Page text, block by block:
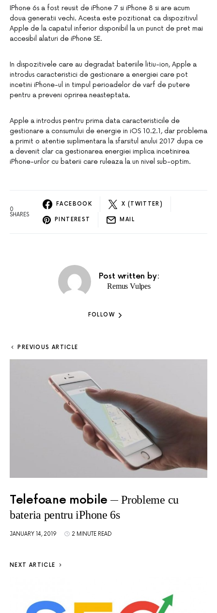
IPhone 6s a fost reusit de iPhone 7 si iPhone 8 si are acum
doua generatii vechi. Acesta este pozitionat ca dispozitivul
Apple de la capatul inferior disponibil la un punct de pret mai
accesibil alaturi de iPhone SE.
In dispozitivele care au degradat bateriile litiu-ion, Apple a
introdus caracteristici de gestionare a energiei care pot
incetini iPhone-ul in timpul perioadelor de varf de putere
pentru a preveni oprirea neasteptata.
Apple a introdus pentru prima data caracteristicile de
gestionare a consumului de energie in iOS 10.2.1, dar problema
a primit o atentie suplimentara la sfarsitul anului 2017 dupa ce
a devenit clar ca gestionarea energiei implica incetinirea
iPhone-urilor cu baterii care ruleaza la un nivel sub-optim.
0
SHARES
FACEBOOK X (TWITTER)
PINTEREST MAIL
Post written by:
Remus Vulpes
FOLLOW
PREVIOUS ARTICLE
Telefoane mobile
Probleme cu
bateria pentru iPhone 6s
JANUARY 14, 2019 2 MINUTE READ
NEXT ARTICLE